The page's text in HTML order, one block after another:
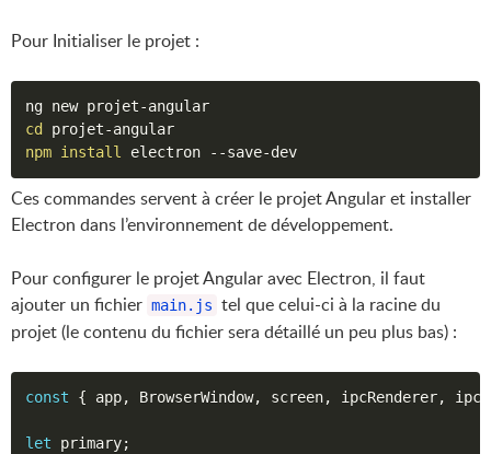
Pour Initialiser le projet :
cd
npm install electron --save-dev
Ces commandes servent à créer le projet Angular et installer
Electron dans l’environnement de développement.
Pour configurer le projet Angular avec Electron, il faut
ajouter un fichier main.js tel que celui-ci à la racine du
projet (le contenu du fichier sera détaillé un peu plus bas) :
const { app, BrowserWindow, screen, ipcRenderer,
let primary;